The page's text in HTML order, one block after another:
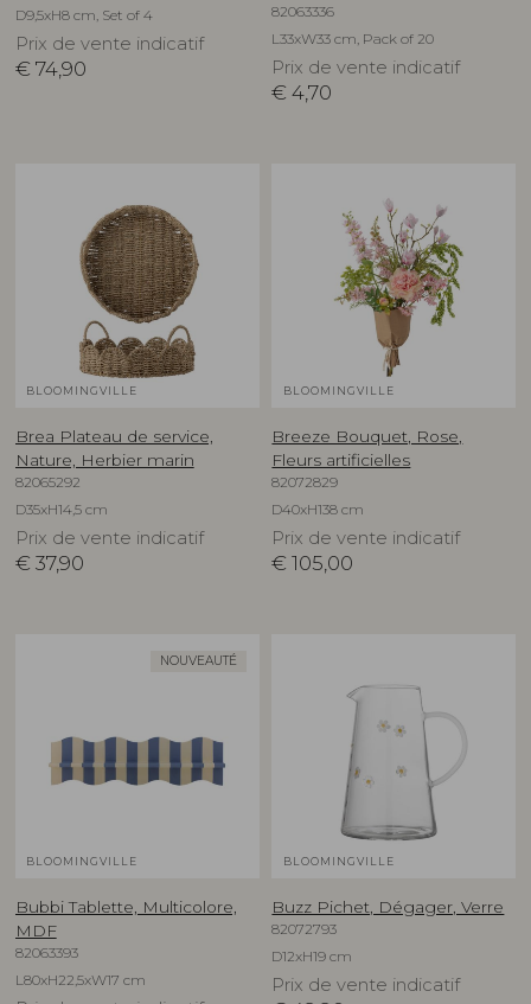
D9,5xH8 cm, Set of 4
Prix de vente indicatif
€ 74,90
82063336
L33xW33 cm, Pack of 20
Prix de vente indicatif
€ 4,70
BLOOMINGVILLE
Brea Plateau de service,
Nature, Herbier marin
82065292
D35xH14,5 cm
Prix de vente indicatif
€ 37,90
BLOOMINGVILLE
Breeze Bouquet, Rose,
Fleurs artificielles
82072829
D40xH138 cm
Prix de vente indicatif
€ 105,00
NOUVEAUTÉ
BLOOMINGVILLE
Bubbi Tablette, Multicolore,
MDF
82063393
L80xH22,5xW17 cm
BLOOMINGVILLE
Buzz Pichet, Dégager, Verre
82072793
D12xH19 cm
Prix de vente indicatif